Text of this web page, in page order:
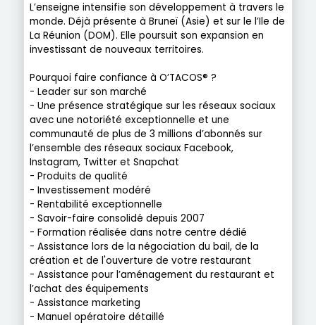
L’enseigne intensifie son développement à travers le
monde. Déjà présente à Bruneï (Asie) et sur le l’Ile de
La Réunion (DOM). Elle poursuit son expansion en
investissant de nouveaux territoires.
Pourquoi faire confiance à O’TACOS® ?
- Leader sur son marché
- Une présence stratégique sur les réseaux sociaux
avec une notoriété exceptionnelle et une
communauté de plus de 3 millions d’abonnés sur
l’ensemble des réseaux sociaux Facebook,
Instagram, Twitter et Snapchat
- Produits de qualité
- Investissement modéré
- Rentabilité exceptionnelle
- Savoir-faire consolidé depuis 2007
- Formation réalisée dans notre centre dédié
- Assistance lors de la négociation du bail, de la
création et de l'ouverture de votre restaurant
- Assistance pour l’aménagement du restaurant et
l’achat des équipements
- Assistance marketing
- Manuel opératoire détaillé